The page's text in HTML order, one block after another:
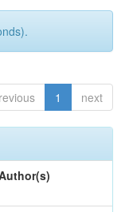
1 next